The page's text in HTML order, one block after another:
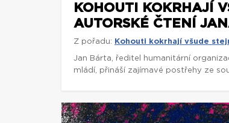
KOHOUTI KOKRHAJÍ
AUTORSKÉ ČTENÍ
Z pořadu: Kohouti kokrhají všude
Jan Bárta, ředitel humanitární
mládí, přináší zajímavé postřehy ze